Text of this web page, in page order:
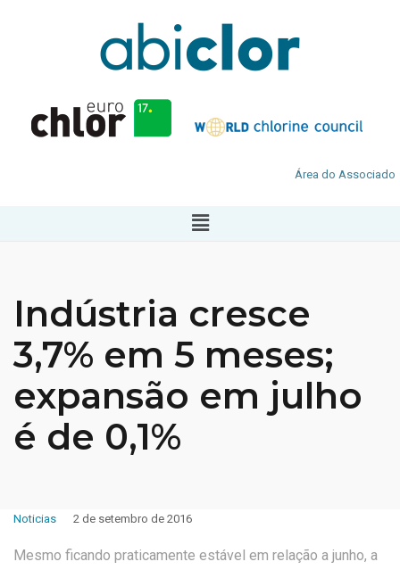
Área do Associado
Indústria cresce
3,7% em 5 meses;
expansão em julho
é de 0,1%
Noticias 2 de setembro de 2016
Mesmo ficando praticamente estável em relação a junho, a